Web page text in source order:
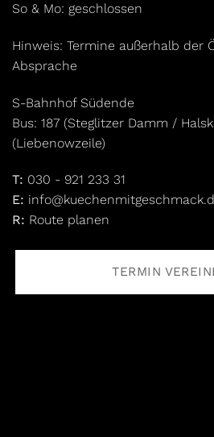
So & Mo: geschlossen
Hinweis: Termine außerhalb der
Absprache
S-Bahnhof Südende
Bus: 187 (Steglitzer Damm /
(Liebenowzeile)
T: 030 - 921 233 31
E:
R: Route planen
TERMIN